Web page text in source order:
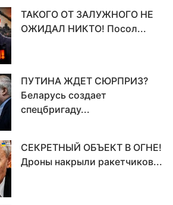
ТАКОГО ОТ ЗАЛУЖНОГО НЕ
ОЖИДАЛ НИКТО! Посол...
ПУТИНА ЖДЕТ СЮРПРИЗ?
Беларусь создает
спецбригаду...
СЕКРЕТНЫЙ ОБЪЕКТ В ОГНЕ!
Дроны накрыли ракетчиков...